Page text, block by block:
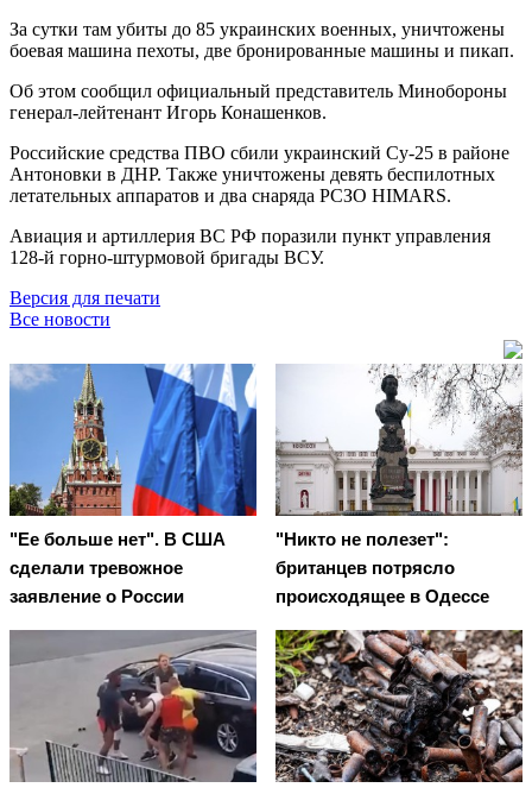
За сутки там убиты до 85 украинских военных, уничтожены
боевая машина пехоты, две бронированные машины и пикап.
Об этом сообщил официальный представитель Минобороны
генерал-лейтенант Игорь Конашенков.
Российские средства ПВО сбили украинский Су-25 в районе
Антоновки в ДНР. Также уничтожены девять беспилотных
летательных аппаратов и два снаряда РСЗО HIMARS.
Авиация и артиллерия ВС РФ поразили пункт управления
128-й горно-штурмовой бригады ВСУ.
Версия для печати
Все новости
"Ее больше нет". В США
сделали тревожное
заявление о России
"Никто не полезет":
британцев потрясло
происходящее в Одессе